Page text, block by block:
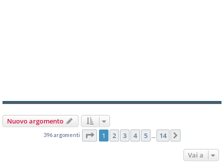
Nuovo argomento
396 argomenti Pagina di 14
1 2 3 4 5 14
Vai a